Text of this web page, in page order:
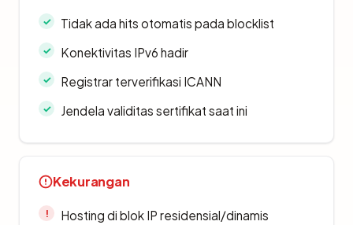
Tidak ada hits otomatis pada blocklist
Konektivitas IPv6 hadir
Registrar terverifikasi ICANN
Jendela validitas sertifikat saat ini
Kekurangan
Hosting di blok IP residensial/dinamis